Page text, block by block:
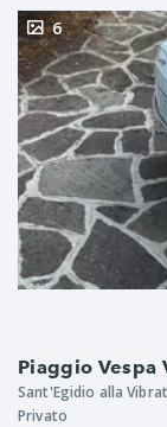
Piaggio Vespa
6
Sant'Egidio alla
Privato